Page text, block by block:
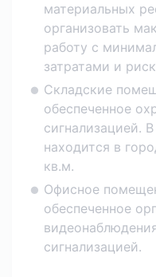
материальных
организовать
работу с
затратами и
Складские
обеспеченное
сигнализацией.
находится в
кв.м.
Офисное
обеспеченное
сигнализацией.